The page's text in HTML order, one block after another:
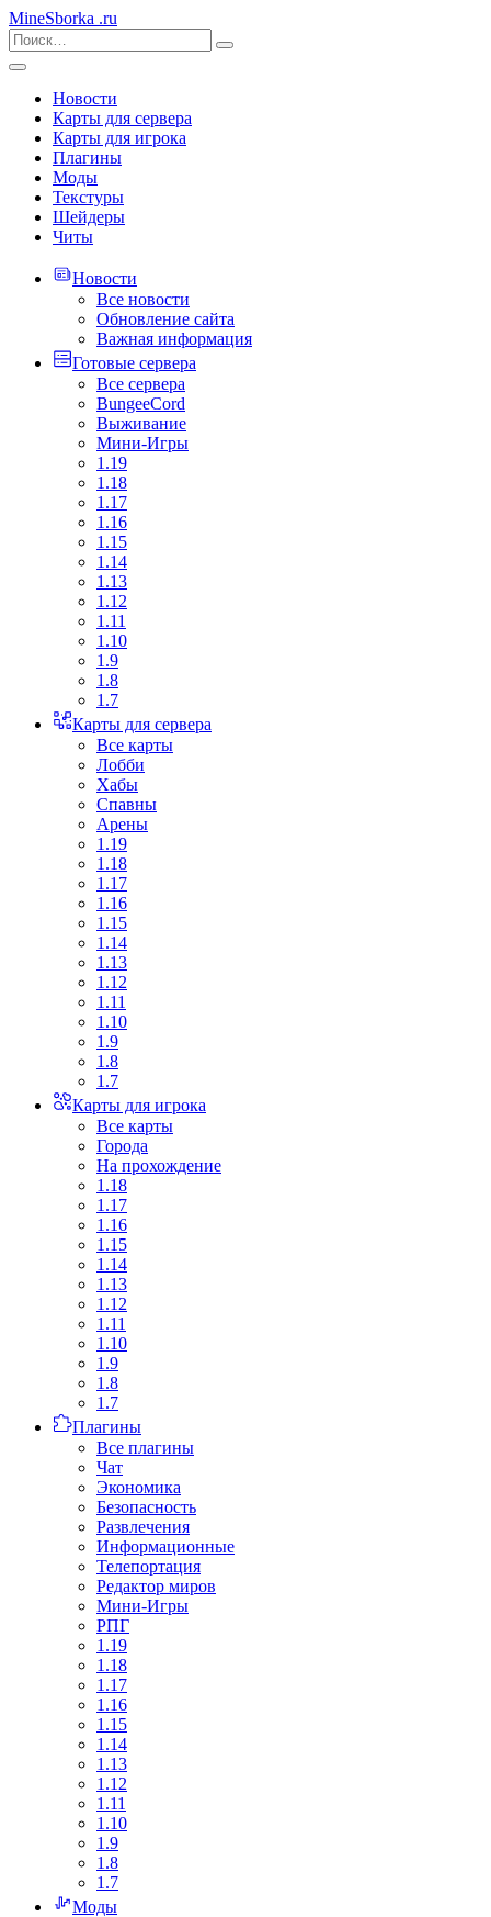
MineSborka .ru
Новости
Карты для сервера
Карты для игрока
Плагины
Моды
Текстуры
Шейдеры
Читы
Новости
Все новости
Обновление сайта
Важная информация
Готовые сервера
Все сервера
BungeeCord
Выживание
Мини-Игры
1.19
1.18
1.17
1.16
1.15
1.14
1.13
1.12
1.11
1.10
1.9
1.8
1.7
Карты для сервера
Все карты
Лобби
Хабы
Спавны
Арены
1.19
1.18
1.17
1.16
1.15
1.14
1.13
1.12
1.11
1.10
1.9
1.8
1.7
Карты для игрока
Все карты
Города
На прохождение
1.18
1.17
1.16
1.15
1.14
1.13
1.12
1.11
1.10
1.9
1.8
1.7
Плагины
Все плагины
Чат
Экономика
Безопасность
Развлечения
Информационные
Телепортация
Редактор миров
Мини-Игры
РПГ
1.19
1.18
1.17
1.16
1.15
1.14
1.13
1.12
1.11
1.10
1.9
1.8
1.7
Моды